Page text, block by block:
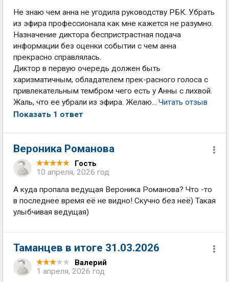
Не знаю чем анна не угодила руководству РБК. Убрать
из эфира профессионала как мне кажется не разумно.
Назначение диктора беспристрастная подача
информации без оценки событии с чем анна
прекрасно справлялась.
Диктор в первую очередь должен быть
харизматичным, обладателем прек-расного голоса с
привлекательным тембром чего есть у Анны с лихвой.
Жаль, что ее убрали из эфира. Желаю... Читать отзыв
Показать 1 ответ
Вероника Романова
Гость
10 апреля, 2026 год
А куда пропала ведущая Вероника Романова? Что -то
в последнее время её не видно! Скучно без неё) Такая
улыбчивая ведущая)
Таманцев в итоге 31.03.2026
Валерий
1 апреля, 2026 год